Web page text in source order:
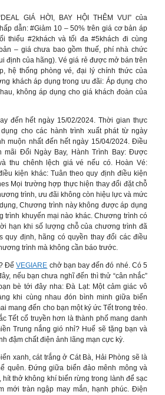
GIÁ HỜI, BAY HỘI THÊM VUI” của
dẫn: #Giảm 10 – 50% trên giá cơ bản áp
thiểu #2khách và tối đa #5khách đi cùng
– giá chưa bao gồm thuế, phí nhà chức
định của hãng). Vé giá rẻ được mở bán trên
hệ thống phòng vé, đại lý chính thức của
khách áp dụng trong ưu đãi: Áp dụng cho
không áp dụng cho giá khách đoàn của
đến hết ngày 15/02/2024. Thời gian thực
cho các hành trình xuất phát từ ngày
muộn nhất đến hết ngày 15/04/2024. Điều
mãi Đổi Ngày Bay, Hành Trình Bay: Được
thu chênh lệch giá vé nếu có. Hoàn Vé:
kiện khác: Tuân theo quy định điều kiện
Mọi trường hợp thực hiện thay đổi đặt chỗ
trình, ưu đãi không còn hiệu lực và mức
Chương trình này không được áp dụng
trình khuyến mại nào khác. Chương trình có
hạn khi số lượng chỗ của chương trình đã
quy định, hãng có quyền thay đổi các điều
trình mà không cần báo trước.
ĐểVEGIARE chở bạn bay đến đó nhé. Có 5
nếu bạn chưa nghĩ đến thì thử “cân nhắc”
bè tới đây nha: Đà Lạt: Một cảm giác vô
khi cùng nhau đón bình minh giữa biển
mang đến cho bạn một ký ức Tết trong trẻo.
Tết cổ truyền hơn là thành phố mang danh
Trung nắng gió nhỉ? Huế sẽ tặng bạn và
đậm chất điện ảnh lãng mạn cực kỳ.
xanh, cát trắng ở Cát Bà, Hải Phòng sẽ là
quên. Đứng giữa biển đảo mênh mông và
hít thở không khí biển rừng trong lành để sạc
mới tràn ngập may mắn, hạnh phúc. Điện